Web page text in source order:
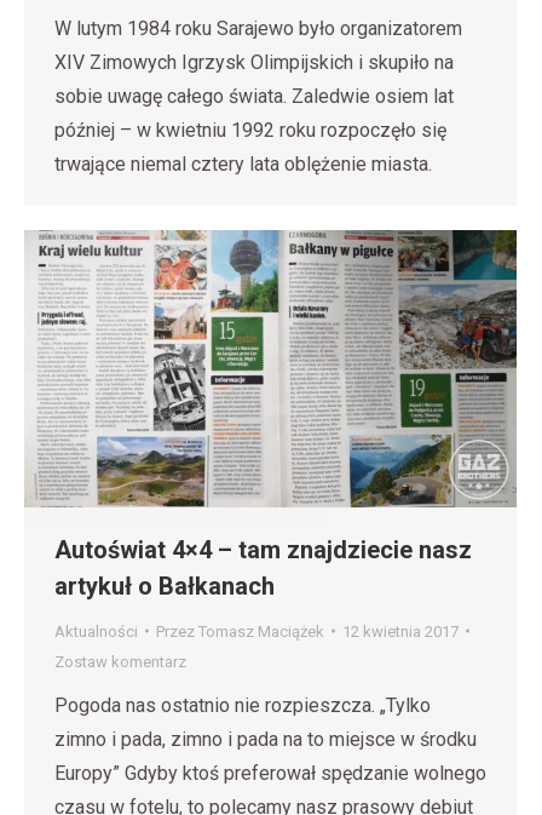
W lutym 1984 roku Sarajewo było organizatorem
XIV Zimowych Igrzysk Olimpijskich i skupiło na
sobie uwagę całego świata. Zaledwie osiem lat
później – w kwietniu 1992 roku rozpoczęło się
trwające niemal cztery lata oblężenie miasta.
Autoświat 4×4 – tam znajdziecie nasz
artykuł o Bałkanach
Aktualności Przez Tomasz Maciążek
12 kwietnia 2017
Zostaw komentarz
Pogoda nas ostatnio nie rozpieszcza. „Tylko
zimno i pada, zimno i pada na to miejsce w środku
Europy” Gdyby ktoś preferował spędzanie wolnego
czasu w fotelu, to polecamy nasz prasowy debiut